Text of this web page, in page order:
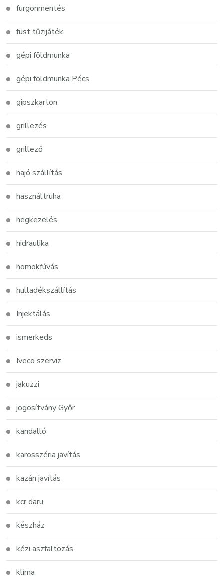
furgonmentés
füst tűzijáték
gépi földmunka
gépi földmunka Pécs
gipszkarton
grillezés
grillező
hajó szállítás
használtruha
hegkezelés
hidraulika
homokfúvás
hulladékszállítás
Injektálás
ismerkeds
Iveco szerviz
jakuzzi
jogosítvány Győr
kandalló
karosszéria javítás
kazán javítás
kcr daru
készház
kézi aszfaltozás
klíma